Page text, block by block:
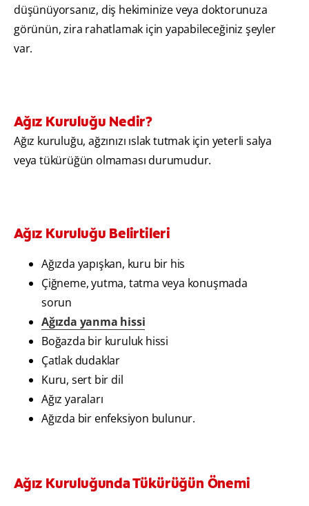
düşünüyorsanız, diş hekiminize veya doktorunuza
görünün, zira rahatlamak için yapabileceğiniz şeyler
var.
Ağız Kuruluğu Nedir?
Ağız kuruluğu, ağzınızı ıslak tutmak için yeterli salya
veya tükürüğün olmaması durumudur.
Ağız Kuruluğu Belirtileri
Ağızda yapışkan, kuru bir his
Çiğneme, yutma, tatma veya konuşmada
sorun
Ağızda yanma hissi
Boğazda bir kuruluk hissi
Çatlak dudaklar
Kuru, sert bir dil
Ağız yaraları
Ağızda bir enfeksiyon bulunur.
Ağız Kuruluğunda Tükürüğün Önemi